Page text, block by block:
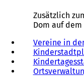
Zusätzlich
Dom auf
Vereine in